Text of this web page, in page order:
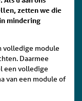
zetten we die
mindering
volledige module
Daarmee
een volledige
van een module of